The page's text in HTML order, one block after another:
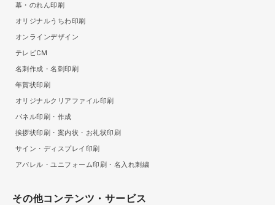
幕・のれん印刷
オリジナルうちわ印刷
オンラインデザイン
テレビCM
名刺作成・名刺印刷
年賀状印刷
オリジナルクリアファイル印刷
パネル印刷・作成
挨拶状印刷・案内状・お礼状印刷
サイン・ディスプレイ印刷
アパレル・ユニフォーム印刷・名入れ刺繍
その他コンテンツ・サービス